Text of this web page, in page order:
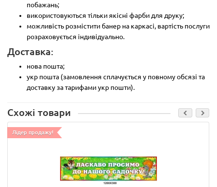
побажань;
використовуються тільки якісні фарби для друку;
можливість розмістити банер на каркасі, вартість послуги
розраховується індивідуально.
Доставка:
нова пошта;
укр пошта (замовлення сплачується у повному обсязі та
доставку за тарифами укр пошти).
Схожі товари
Лідер продажу!